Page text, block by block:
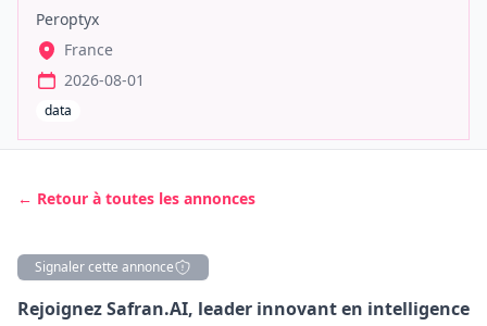
Peroptyx
France
2026-08-01
data
← Retour à toutes les annonces
Signaler cette annonce
Description
Rejoignez Safran.AI, leader innovant en intelligence